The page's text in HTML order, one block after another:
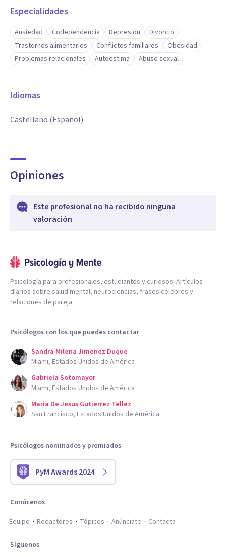
Especialidades
Ansiedad Codependencia Depresión
Divorcio
Trastornos alimentarios
Conflictos familiares
Obesidad
Problemas relacionales
Autoestima Abuso sexual
Idiomas
Castellano (Español)
Opiniones
Este profesional no ha recibido ninguna
valoración
Psicología para profesionales, estudiantes y curiosos. Artículos
diarios sobre salud mental, neurociencias, frases célebres y
relaciones de pareja.
Psicólogos con los que puedes contactar
Sandra Milena Jimenez Duque
Miami, Estados Unidos de América
Gabriela Sotomayor
Miami, Estados Unidos de América
Maria De Jesus Gutierrez Tellez
San Francisco, Estados Unidos de América
Psicólogos nominados y premiados
PyM Awards 2024
Conócenos
Equipo
Redactores Tópicos Anúnciate Contacta
Síguenos